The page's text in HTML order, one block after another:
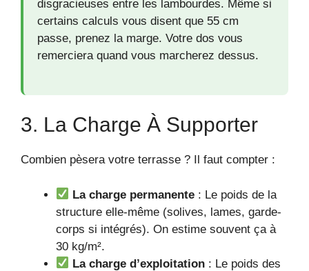
disgracieuses entre les lambourdes. Même si
certains calculs vous disent que 55 cm
passe, prenez la marge. Votre dos vous
remerciera quand vous marcherez dessus.
3. La Charge À Supporter
Combien pèsera votre terrasse ? Il faut compter :
La charge permanente : Le poids de la
structure elle-même (solives, lames, garde-
corps si intégrés). On estime souvent ça à
30 kg/m².
La charge d’exploitation : Le poids des